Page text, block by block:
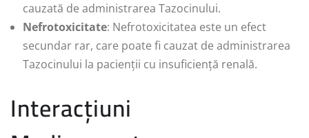
cauzată de administrarea Tazocinului.
Nefrotoxicitate: Nefrotoxicitatea este un efect
secundar rar, care poate fi cauzat de administrarea
Tazocinului la pacienții cu insuficiență renală.
Interacțiuni